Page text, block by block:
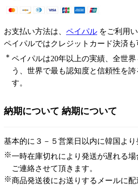
お支払い方法は、 ペイパル をご利用
ペイパルではクレジットカード決済も
＊ ペイパルは20年以上の実績、全世
う、世界で最も認知度と信頼性を
す。
納期について 納期について
基本的に３－５営業日以内に韓国より
※一時在庫切れにより発送が遅れる
ご連絡させて頂きます。
※商品発送後にお送りするメールに